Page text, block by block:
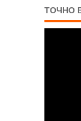
ТОЧНО